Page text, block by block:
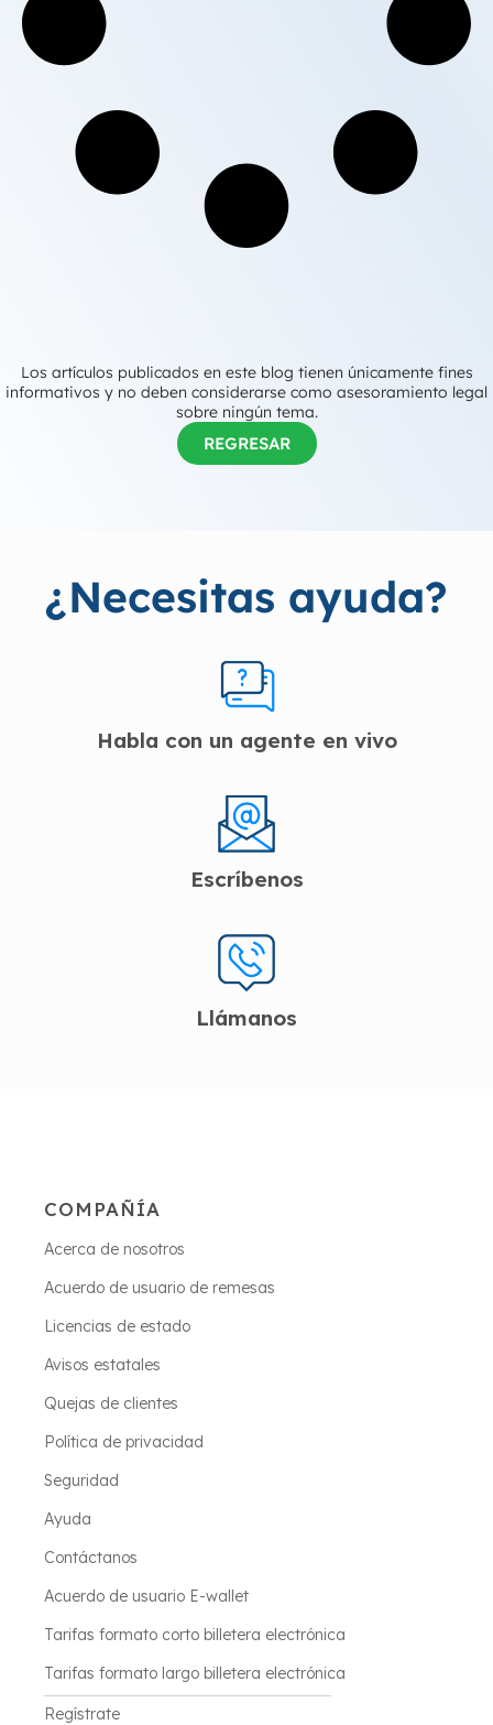
Los artículos publicados en este blog tienen únicamente fines
informativos y no deben considerarse como asesoramiento legal
sobre ningún tema.
REGRESAR
¿Necesitas ayuda?
Habla con un agente en vivo
Escríbenos
Llámanos
COMPAÑÍA
Acerca de nosotros
Acuerdo de usuario de remesas
Licencias de estado
Avisos estatales
Quejas de clientes
Política de privacidad
Seguridad
Ayuda
Contáctanos
Acuerdo de usuario E-wallet
Tarifas formato corto billetera electrónica
Tarifas formato largo billetera electrónica
Regístrate